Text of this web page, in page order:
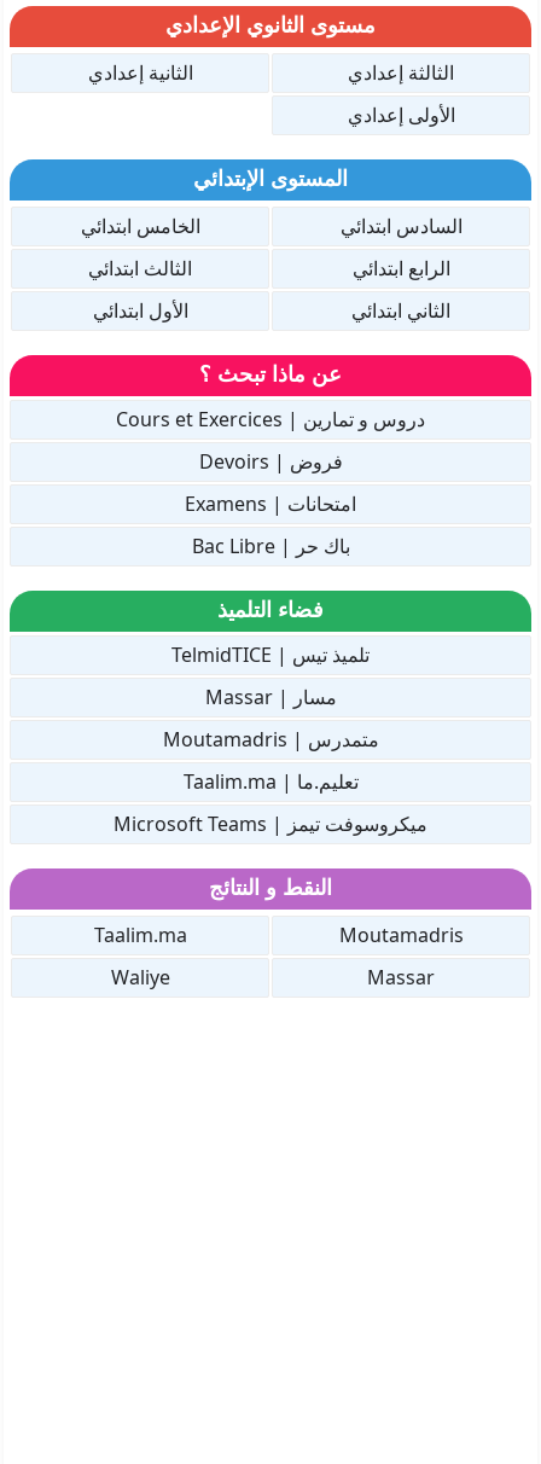
مستوى الثانوي الإعدادي
الثالثة إعدادي
الثانية إعدادي
الأولى إعدادي
المستوى الإبتدائي
السادس ابتدائي
الخامس ابتدائي
الرابع ابتدائي
الثالث ابتدائي
الثاني ابتدائي
الأول ابتدائي
عن ماذا تبحث ؟
دروس و تمارين | Cours et Exercices
فروض | Devoirs
امتحانات | Examens
باك حر | Bac Libre
فضاء التلميذ
تلميذ تيس | TelmidTICE
مسار | Massar
متمدرس | Moutamadris
تعليم.ما | Taalim.ma
ميكروسوفت تيمز | Microsoft Teams
النقط و النتائج
Moutamadris
Taalim.ma
Massar
Waliye